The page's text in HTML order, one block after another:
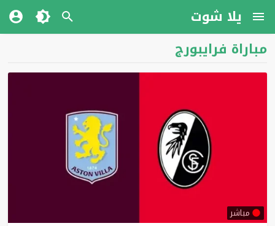
يلا شوت
مباراة فرايبورج
مباشر